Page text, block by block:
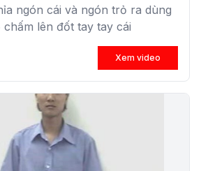
ngón cái và ngón trỏ ra dùng
lên đốt tay tay cái
Xem video